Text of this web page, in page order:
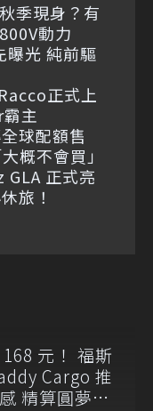
季現身？有
動力
光 純前驅
正式上
主
球配額售
概不會買」
正式亮
旅！
元！ 福斯
Cargo 推
精算圓夢」